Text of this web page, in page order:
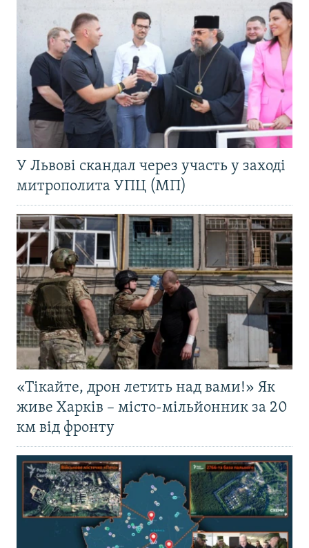
У Львові скандал через участь у заході
митрополита УПЦ (МП)
«Тікайте, дрон летить над вами!» Як
живе Харків – місто-мільйонник за 20
км від фронту